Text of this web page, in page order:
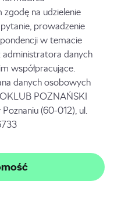
na udzielenie
prowadzenie
w temacie
administratora danych
współpracujące.
danych osobowych
POZNAŃSKI
(60-012), ul.